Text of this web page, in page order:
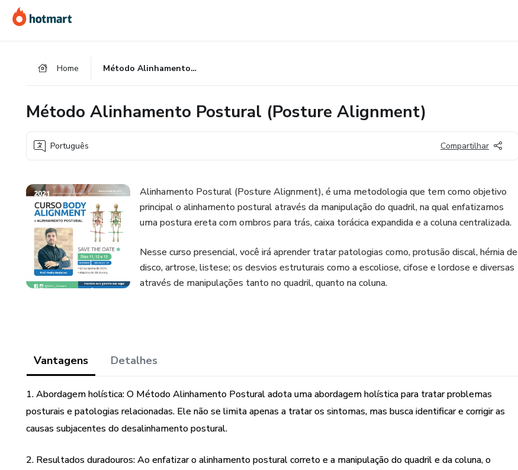
para
o
para
o
para
o
Home Método Alinhamento Postural (Posture Alignment)
Método Alinhamento Postural (Posture Alignment)
Português Compartilhar
Alinhamento Postural (Posture Alignment), é uma metodologia que tem como objetivo
principal o alinhamento postural através da manipulação do quadril, na qual enfatizamos
uma postura ereta com ombros para trás, caixa torácica expandida e a coluna centralizada.
Nesse curso presencial, você irá aprender tratar patologias como, protusão discal, hérnia de
disco, artrose, listese; os desvios estruturais como a escoliose, cifose e lordose e diversas
através de manipulações tanto no quadril, quanto na coluna.
Vantagens Detalhes
1. Abordagem holística: O Método Alinhamento Postural adota uma abordagem holística para tratar problemas
posturais e patologias relacionadas. Ele não se limita apenas a tratar os sintomas, mas busca identificar e corrigir as
causas subjacentes do desalinhamento postural.
2. Resultados duradouros: Ao enfatizar o alinhamento postural correto e a manipulação do quadril e da coluna, o